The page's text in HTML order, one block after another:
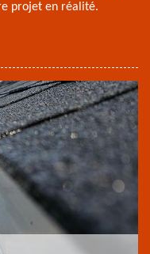
projet en réalité.